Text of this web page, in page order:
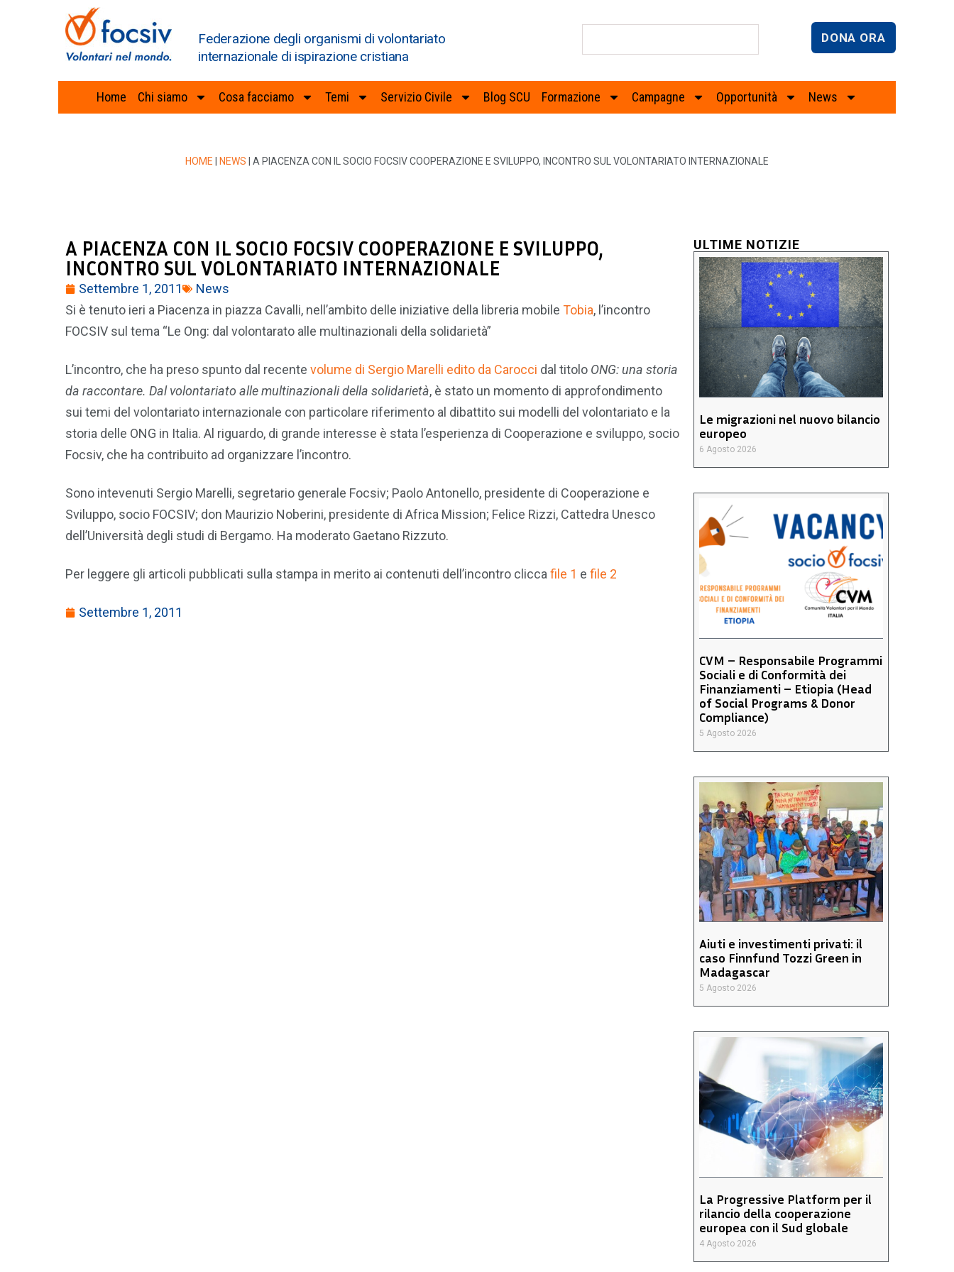
Federazione degli organismi di volontariato
internazionale di ispirazione cristiana
DONA ORA
Home Chi siamo Cosa facciamo Temi Servizio Civile Blog SCU Formazione Campagne Opportunità News
HOME NEWS A PIACENZA CON IL SOCIO FOCSIV COOPERAZIONE E SVILUPPO, INCONTRO SUL VOLONTARIATO INTERNAZIONALE
A PIACENZA CON IL SOCIO FOCSIV COOPERAZIONE E SVILUPPO,
INCONTRO SUL VOLONTARIATO INTERNAZIONALE
Settembre 1, 2011
News
Si è tenuto ieri a Piacenza in piazza Cavalli, nell’ambito delle iniziative della libreria mobile Tobia, l’incontro
FOCSIV sul tema “Le Ong: dal volontarato alle multinazionali della solidarietà”
L’incontro, che ha preso spunto dal recente volume di Sergio Marelli edito da Carocci dal titolo ONG: una storia
da raccontare. Dal volontariato alle multinazionali della solidarietà, è stato un momento di approfondimento
sui temi del volontariato internazionale con particolare riferimento al dibattito sui modelli del volontariato e la
storia delle ONG in Italia. Al riguardo, di grande interesse è stata l’esperienza di Cooperazione e sviluppo, socio
Focsiv, che ha contribuito ad organizzare l’incontro.
Sono intevenuti Sergio Marelli, segretario generale Focsiv; Paolo Antonello, presidente di Cooperazione e
Sviluppo, socio FOCSIV; don Maurizio Noberini, presidente di Africa Mission; Felice Rizzi, Cattedra Unesco
dell’Università degli studi di Bergamo. Ha moderato Gaetano Rizzuto.
Per leggere gli articoli pubblicati sulla stampa in merito ai contenuti dell’incontro clicca file 1 e file 2
Settembre 1, 2011
ULTIME NOTIZIE
Le migrazioni nel nuovo bilancio
europeo
6 Agosto 2026
CVM – Responsabile Programmi
Sociali e di Conformità dei
Finanziamenti – Etiopia (Head
of Social Programs & Donor
Compliance)
5 Agosto 2026
Aiuti e investimenti privati: il
caso Finnfund Tozzi Green in
Madagascar
5 Agosto 2026
La Progressive Platform per il
rilancio della cooperazione
europea con il Sud globale
4 Agosto 2026